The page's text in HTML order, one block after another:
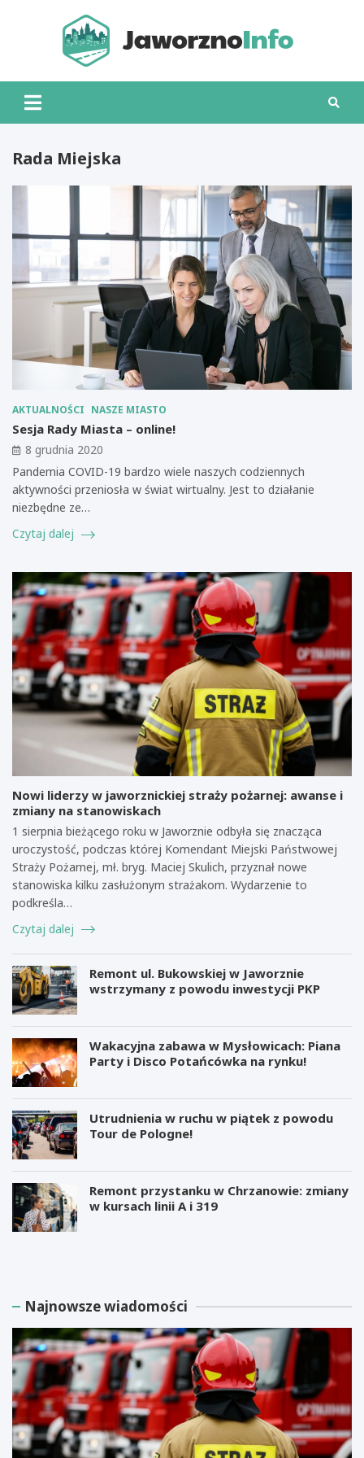
Rada Miejska
AKTUALNOŚCI NASZE MIASTO
Sesja Rady Miasta – online!
8 grudnia 2020
Pandemia COVID-19 bardzo wiele naszych codziennych
aktywności przeniosła w świat wirtualny. Jest to działanie
niezbędne ze…
Czytaj dalej
Nowi liderzy w jaworznickiej straży pożarnej: awanse i
zmiany na stanowiskach
1 sierpnia bieżącego roku w Jaworznie odbyła się znacząca
uroczystość, podczas której Komendant Miejski Państwowej
Straży Pożarnej, mł. bryg. Maciej Skulich, przyznał nowe
stanowiska kilku zasłużonym strażakom. Wydarzenie to
podkreśla…
Czytaj dalej
Remont ul. Bukowskiej w Jaworznie
wstrzymany z powodu inwestycji PKP
Wakacyjna zabawa w Mysłowicach: Piana
Party i Disco Potańcówka na rynku!
Utrudnienia w ruchu w piątek z powodu
Tour de Pologne!
Remont przystanku w Chrzanowie: zmiany
w kursach linii A i 319
M
r
e
r
E
o
n
M
u
B
a
n
e
w
r
s
z
t
Najnowsze wiadomości